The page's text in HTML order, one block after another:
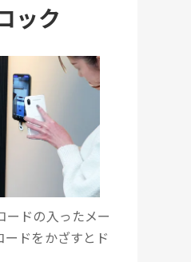
ック
ードの入ったメー
ードをかざすとド